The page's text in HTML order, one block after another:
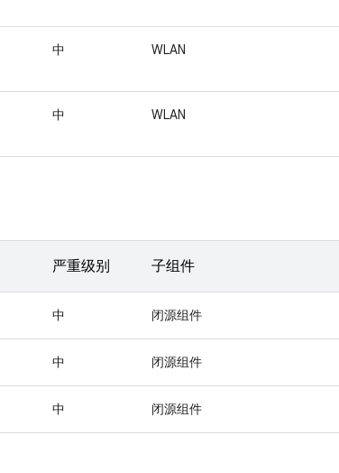
中 WLAN
中 WLAN
严重级别 子组件
中 闭源组件
中 闭源组件
中 闭源组件